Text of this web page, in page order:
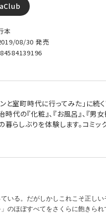
本
08/30 発売
と室町時代に行ってみた」に
化粧』、『お風呂』、『男女観
らしぶりを体験します。コミ
いる。だがしかしこれこそ正し
のほぼすべてをさくらに飽きら